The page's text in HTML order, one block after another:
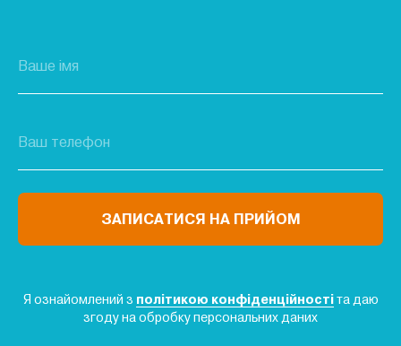
ЗАПИСАТИСЯ НА ПРИЙОМ
Я ознайомлений з політикою конфіденційності та даю
згоду на обробку персональних даних